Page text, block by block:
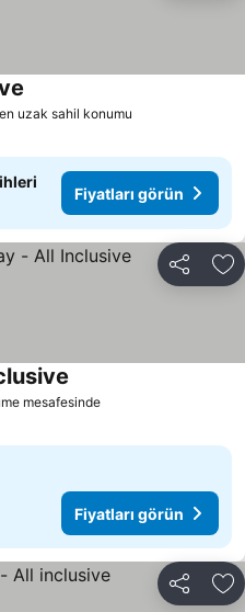
uzak sahil konumu
Fiyatları görün
Paylaş
mesafesindeFiyatları görün
Fiyatları görün
Paylaş